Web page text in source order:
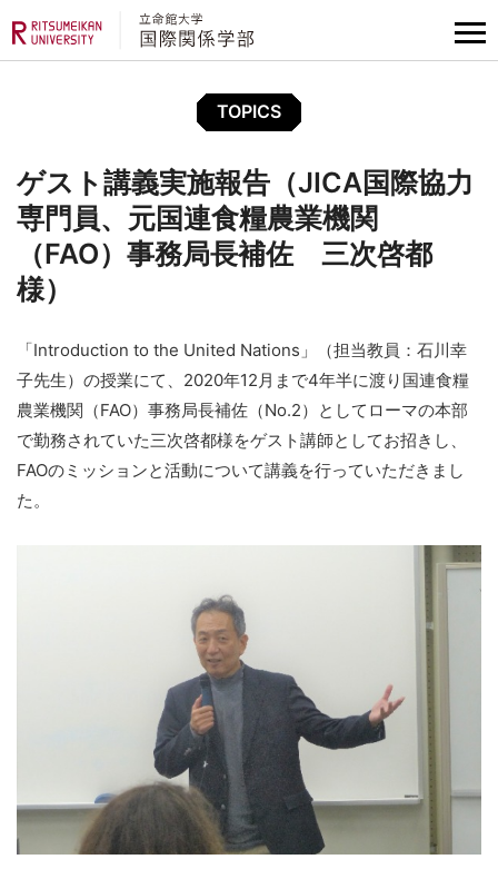
TOPICS
ゲスト講義実施報告（JICA国際協力
専門員、元国連食糧農業機関
（FAO）事務局長補佐 三次啓都
様）
「Introduction to the United Nations」（担当教員：石川幸
子先生）の授業にて、2020年12月まで4年半に渡り国連食糧
農業機関（FAO）事務局長補佐（No.2）としてローマの本部
で勤務されていた三次啓都様をゲスト講師としてお招きし、
FAOのミッションと活動について講義を行っていただきまし
た。